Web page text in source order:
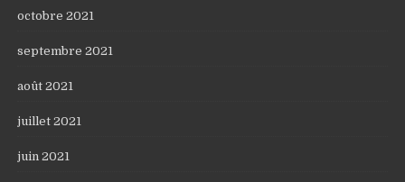
octobre 2021
septembre 2021
août 2021
juillet 2021
juin 2021